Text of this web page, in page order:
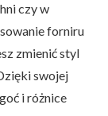
czy w
forniru
zmienić styl
swojej
i różnice